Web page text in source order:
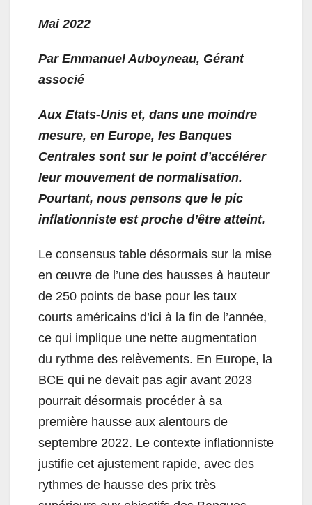
Mai 2022
Par Emmanuel Auboyneau, Gérant
associé
Aux Etats-Unis et, dans une moindre
mesure, en Europe, les Banques
Centrales sont sur le point d’accélérer
leur mouvement de normalisation.
Pourtant, nous pensons que le pic
inflationniste est proche d’être atteint.
Le consensus table désormais sur la mise
en œuvre de l’une des hausses à hauteur
de 250 points de base pour les taux
courts américains d’ici à la fin de l’année,
ce qui implique une nette augmentation
du rythme des relèvements. En Europe, la
BCE qui ne devait pas agir avant 2023
pourrait désormais procéder à sa
première hausse aux alentours de
septembre 2022. Le contexte inflationniste
justifie cet ajustement rapide, avec des
rythmes de hausse des prix très